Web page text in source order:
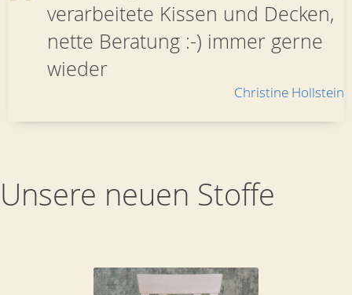
verarbeitete Kissen und Decken,
nette Beratung :-) immer gerne
wieder
Christine Hollstein
Unsere neuen Stoffe